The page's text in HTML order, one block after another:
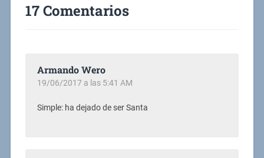
17 Comentarios
Armando Wero
19/06/2017 a las 5:41 AM
Simple: ha dejado de ser Santa